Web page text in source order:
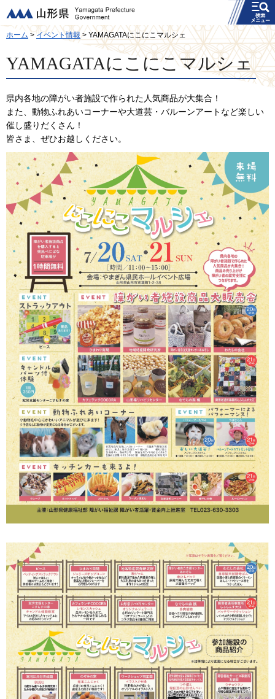
山形県
メニュー
ホーム > イベント情報> YAMAGATAにこにこマルシェ
YAMAGATAにこにこマルシェ
県内各地の障がい者施設で作られた人気商品が大集合！
また、動物ふれあいコーナーや大道芸・バルーンアートなど楽しい
催し盛りだくさん！
皆さま、ぜひお越しください。